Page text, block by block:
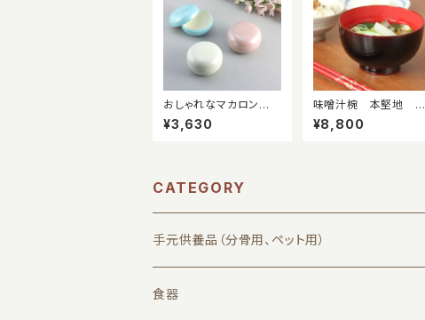
おしゃれなマカロン型
アクセサリーケース
¥3,630
味噌汁椀 本堅地 漆
塗り（ミズメザクラ）
¥8,800
CATEGORY
手元供養品（分骨用、ペット用）
漆器小筥Curumi（欅）
食器